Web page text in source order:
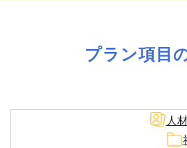
プラン項目
人